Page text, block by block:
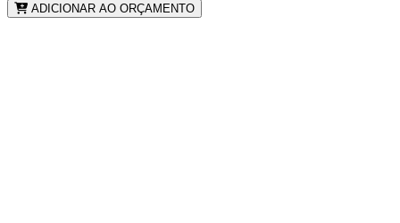
ADICIONAR AO ORÇAMENTO